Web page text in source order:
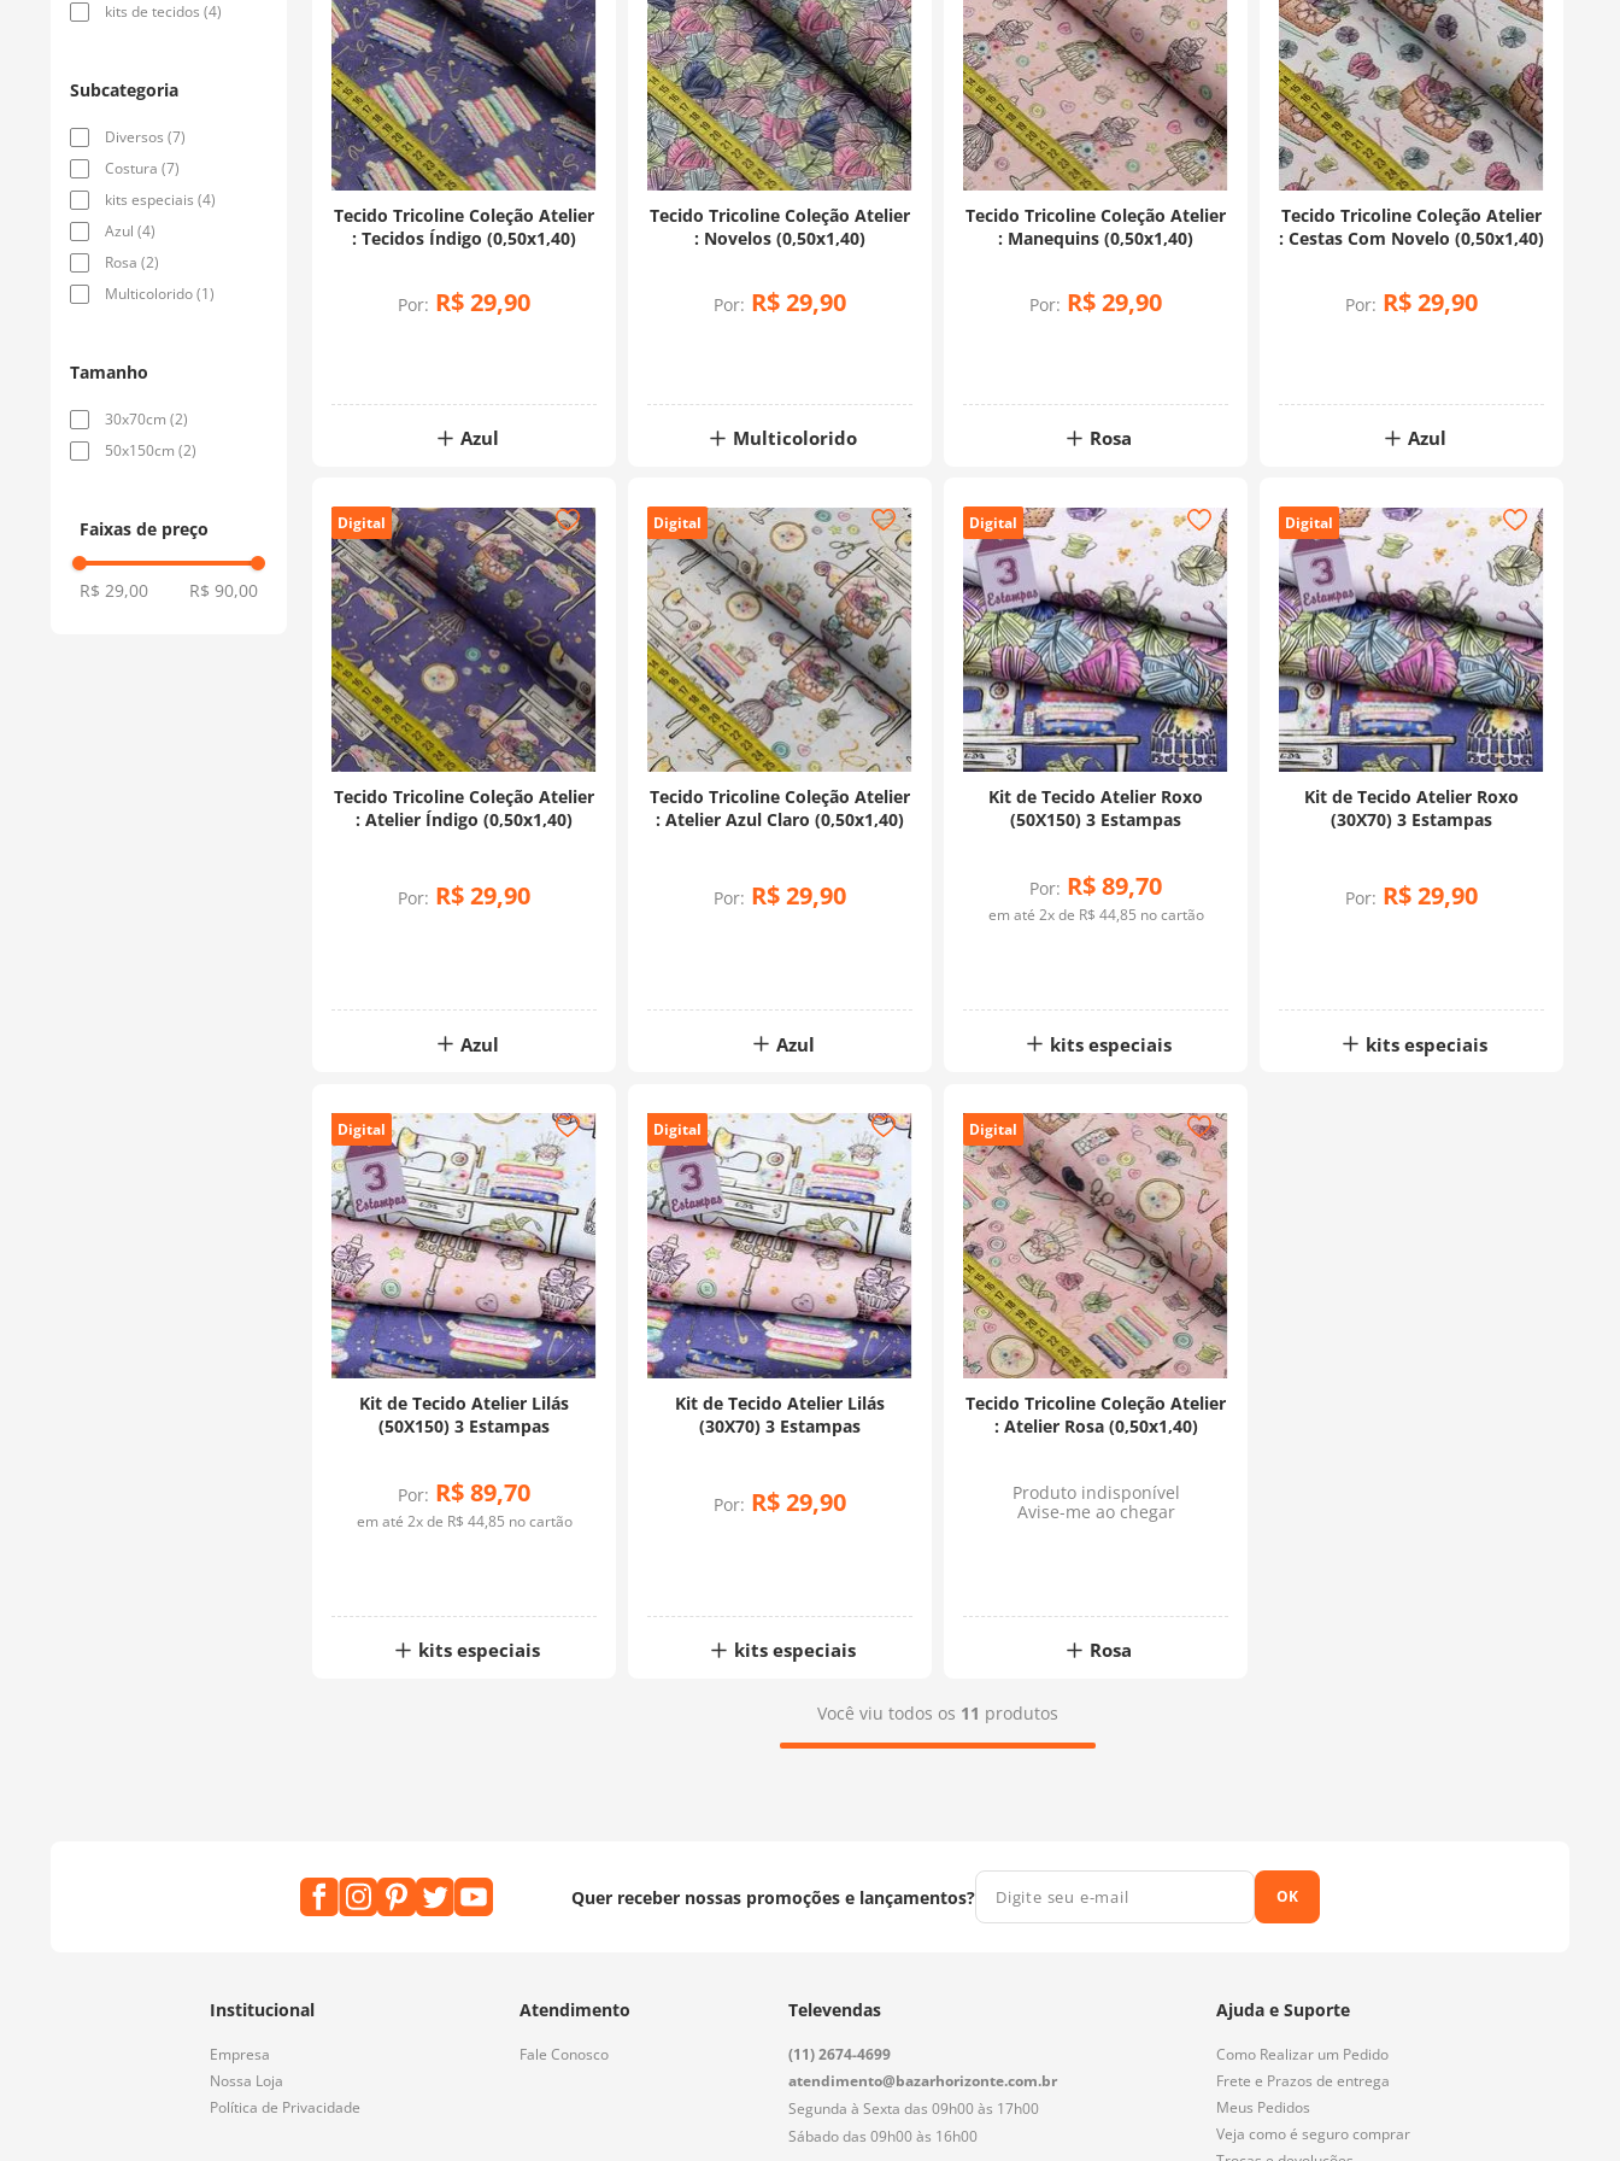
kits de tecidos (4)
Subcategoria
Diversos (7)
Costura (7)
kits especiais (4)
Azul (4)
Rosa (2)
Multicolorido(1)
Tamanho
30x70cm (2)
50x150cm (2)
Faixas de preço
R$ 29,00 R$ 90,00
Tecido Tricoline Coleção Atelier
: Tecidos Índigo (0,50x1,40)
Por: R$29,90
Azul
Tecido Tricoline Coleção Atelier
: Novelos (0,50x1,40)
Por: R$29,90
Multicolorido
Tecido Tricoline Coleção Atelier
: Manequins (0,50x1,40)
Por: R$29,90
Rosa
Tecido Tricoline Coleção Atelier
: Cestas Com Novelo (0,50x1,40)
Por: R$29,90
Azul
Digital
Tecido Tricoline Coleção Atelier
: Atelier Índigo (0,50x1,40)
Por: R$29,90
Azul
Digital
Tecido Tricoline Coleção Atelier
: Atelier Azul Claro (0,50x1,40)
Por: R$29,90
Azul
Digital
Kit de Tecido Atelier Roxo
(50X150) 3 Estampas
Por: R$89,70
em até 2x de R$ 44,85 no cartão
kits especiais
Digital
Kit de Tecido Atelier Roxo
(30X70) 3 Estampas
Por: R$29,90
kits especiais
Digital
Kit de Tecido Atelier Lilás
(50X150) 3 Estampas
Por: R$89,70
em até 2x de R$ 44,85 no cartão
kits especiais
Digital
Kit de Tecido Atelier Lilás
(30X70) 3 Estampas
Por: R$29,90
kits especiais
Digital
Tecido Tricoline Coleção Atelier
: Atelier Rosa (0,50x1,40)
Produto indisponível
Avise-me ao chegar
Rosa
Você viu todos os 11 produtos
Quer receber nossas promoções e lançamentos? OK
Institucional
Empresa
Nossa Loja
Política de Privacidade
Atendimento
Fale Conosco
Televendas
(11) 2674-4699
atendimento@bazarhorizonte.com.br
Segunda à Sexta das 09h00 às 17h00
Sábado das 09h00 às 16h00
Ajuda e Suporte
Como Realizar um Pedido
Frete e Prazos de entrega
Meus Pedidos
Veja como é seguro comprar